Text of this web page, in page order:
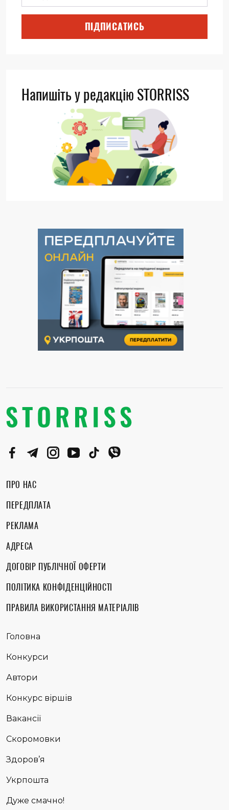
ПІДПИСАТИСЬ
Напишіть у редакцію STORRISS
ПРО НАС
ПЕРЕДПЛАТА
РЕКЛАМА
АДРЕСА
ДОГОВІР ПУБЛІЧНОЇ ОФЕРТИ
ПОЛІТИКА КОНФІДЕНЦІЙНОСТІ
ПРАВИЛА ВИКОРИСТАННЯ МАТЕРІАЛІВ
Головна
Конкурси
Автори
Конкурс віршів
Вакансії
Скоромовки
Здоров’я
Укрпошта
Дуже смачно!